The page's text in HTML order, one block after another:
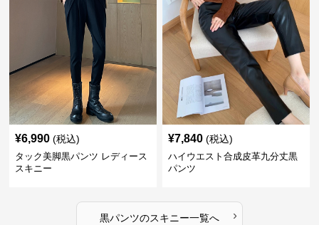
¥6,990 (税込)
タック美脚黒パンツ レディース
スキニー
¥7,840 (税込)
ハイウエスト合成皮革九分丈黒
パンツ
黒パンツのスキニー一覧へ ›